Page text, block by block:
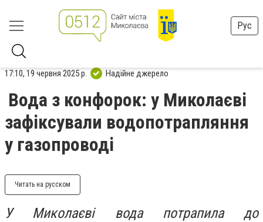
Рус
17:10, 19 червня 2025 р. Надійне джерело
Вода з конфорок: у Миколаєві
зафіксували водопотрапляння
у газопроводі
Читать на русском
У Миколаєві вода потрапила до